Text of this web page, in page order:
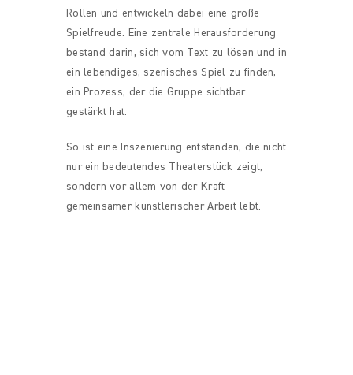
Rollen und entwickeln dabei eine große
Spielfreude. Eine zentrale Herausforderung
bestand darin, sich vom Text zu lösen und in
ein lebendiges, szenisches Spiel zu finden,
ein Prozess, der die Gruppe sichtbar
gestärkt hat.
So ist eine Inszenierung entstanden, die nicht
nur ein bedeutendes Theaterstück zeigt,
sondern vor allem von der Kraft
gemeinsamer künstlerischer Arbeit lebt.